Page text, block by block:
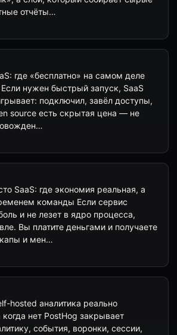
отчёты…
где «бесплатно» на самом деле
нужен быстрый запуск, SaaS
подключил, завёл доступы,
source есть скрытая цена — не
SaaS: где экономия реальная, а
команды Если сервис
и не лезет в ядро процесса,
Вы платите деньгами и получаете
и мен…
hosted аналитика реально
нет PostHog закрывает
события, воронки, сессии,